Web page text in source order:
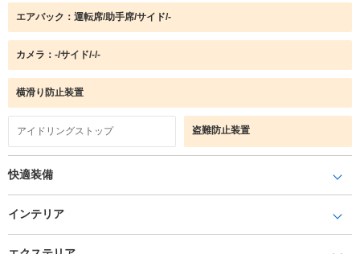
エアバック：運転席/助手席/サイド/-
カメラ：-/サイド/-/-
横滑り防止装置
アイドリングストップ 盗難防止装置
快適装備
インテリア